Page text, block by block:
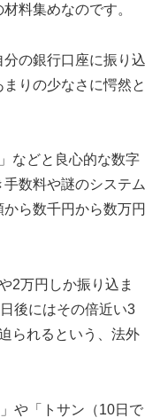
料集めなのです。
の銀行口座に振り込
りの少なさに愕然と
などと良心的な数字
数料や謎のシステム
ら数千円から数万円
2万円しか振り込ま
後にはその倍近い3
られるという、法外
や「トサン（10日で